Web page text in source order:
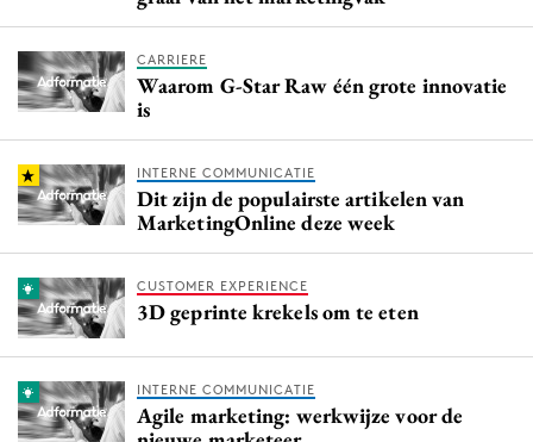
CARRIERE
Waarom G-Star Raw één grote innovatie
is
INTERNE COMMUNICATIE
Dit zijn de populairste artikelen van
MarketingOnline deze week
CUSTOMER EXPERIENCE
3D geprinte krekels om te eten
INTERNE COMMUNICATIE
Agile marketing: werkwijze voor de